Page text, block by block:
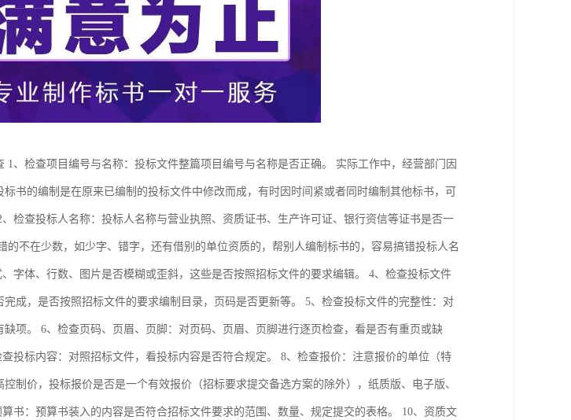
1、检查项目编号与名称：投标文件整篇项目编号与名称是否正确。 实际工作中，经营部门因
书的编制是在原来已编制的投标文件中修改而成，有时因时间紧或者同时编制其他标书，可
检查投标人名称：投标人名称与营业执照、资质证书、生产许可证、银行资信等证书是否一
的不在少数，如少字、错字，还有借别的单位资质的，帮别人编制标书的，容易搞错投标人名
字体、行数、图片是否模糊或歪斜，这些是否按照招标文件的要求编辑。 4、检查投标文件
成，是否按照招标文件的要求编制目录，页码是否更新等。 5、检查投标文件的完整性：对
项。 6、检查页码、页眉、页脚：对页码、页眉、页脚进行逐页检查，看是否有重页或缺
投标内容：对照招标文件，看投标内容是否符合规定。 8、检查报价：注意报价的单位（特
制价，投标报价是否是一个有效报价（招标要求提交备选方案的除外），纸质版、电子版、
书：预算书装入的内容是否符合招标文件要求的范围、数量、规定提交的表格。 10、资质文